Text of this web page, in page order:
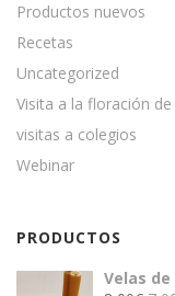
Productos nuevos
Recetas
Uncategorized
Visita a la floración
visitas a colegios
Webinar
PRODUCTOS
Velas